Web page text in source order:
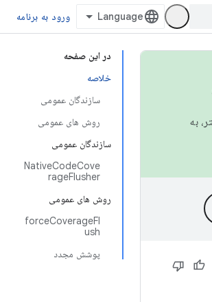
ورود به برنامه
در این صفحه
خلاصه
سازندگان عمومی
روش های عمومی
سازندگان عمومی
NativeCodeCove
rageFlusher
روش های عمومی
forceCoverageFl
ush
پوشش مجدد